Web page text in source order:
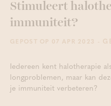
Stimuleert
immuniteit?
GEPOST OP 07 APR 2023 -
Iedereen kent halotherapie
longproblemen, maar kan
je immuniteit verbeteren?